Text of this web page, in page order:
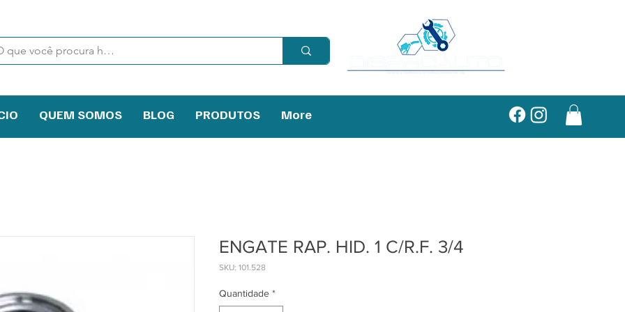
QUEM SOMOS BLOG PRODUTOS More
ENGATE RAP. HID. 1 C/R.F. 3/4
SKU: 101.528
Quantidade *